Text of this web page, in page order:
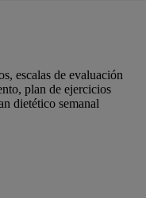
escalas de evaluación
plan de ejercicios
dietético semanal